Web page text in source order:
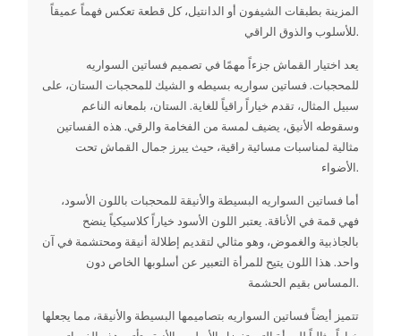
المزينة بطبقات الشيفون أو الدانتيل، كل قطعة تعكس فهماً عميقاً
للأسلوب والذوق الراقي.
يعد اختيار القماش جزءاً مهمًا في تصميم فساتين السواريه
للمحجبات. فساتين سواريه بسيطه و الشيك للمحجبات الستان، على
سبيل المثال، تقدم خياراً راقياً للغاية. الستان، بلمعانه الناعم
وسقوطه الأنيق، يضيف لمسة من الفخامة والرقي. هذه الفساتين
مثالية لمناسبات مسائية راقية، حيث يبرز جمال القماش تحت
الأضواء.
أما فساتين السواريه البسيطة والأنيقة للمحجبات باللون الأسود،
فهي قمة في الأناقة. يعتبر اللون الأسود خياراً كلاسيكياً ينضح
بالجاذبية والغموض، وهو مثالي لتقديم إطلالة أنيقة ومحتشمة في آن
واحد. هذا اللون يتيح للمرأة التعبير عن أسلوبها الخاص دون
المساس بقيم الحشمة.
تتميز أيضاً فساتين السواريه بتصاميمها البسيطة والأنيقة، مما يجعلها